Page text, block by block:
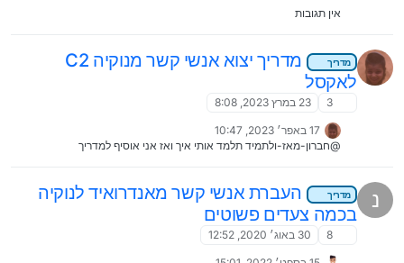
אין תגובות
מדריך
מדריך יצוא אנשי קשר מנוקיה C2
לאקסל
3 23 במרץ 2023, 8:08
17 באפר׳ 2023, 10:47
@חברון-מאז-ולתמיד תלמד אותי איך ואז אני אוסיף למדריך
נ מדריך
העברת אנשי קשר מאנדרואיד לנוקיה
בכמה צעדים פשוטים
8 30 באוג׳ 2020, 12:52